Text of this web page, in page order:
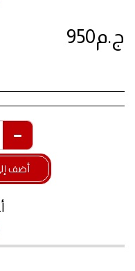
ج.م950
أضف